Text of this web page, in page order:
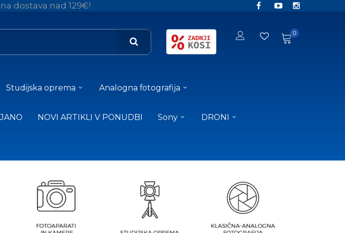
dostava nad 129€!
0
Studijska oprema Analogna fotografija
NOVI ARTIKLI V PONUDBI Sony DRONI